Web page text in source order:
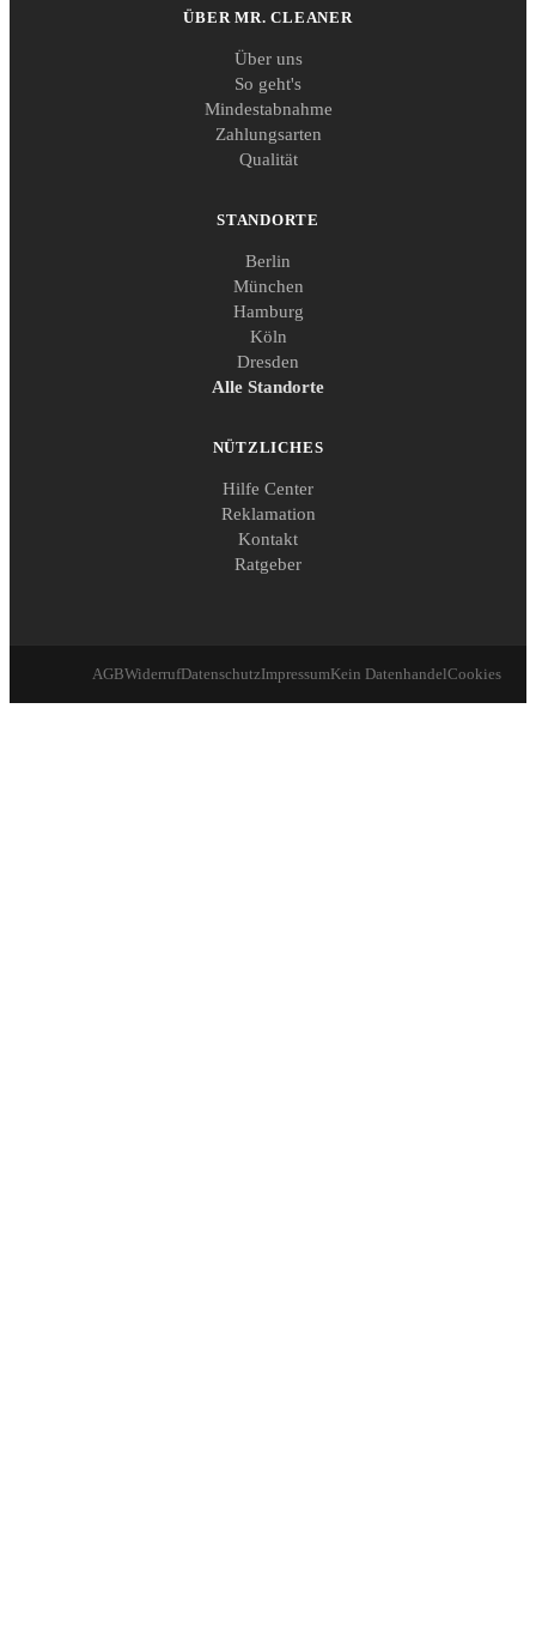
ÜBER MR. CLEANER
Über uns
So geht's
Mindestabnahme
Zahlungsarten
Qualität
STANDORTE
Berlin
München
Hamburg
Köln
Dresden
Alle Standorte
NÜTZLICHES
Hilfe Center
Reklamation
Kontakt
Ratgeber
AGBWiderrufDatenschutzImpressumKein DatenhandelCookies